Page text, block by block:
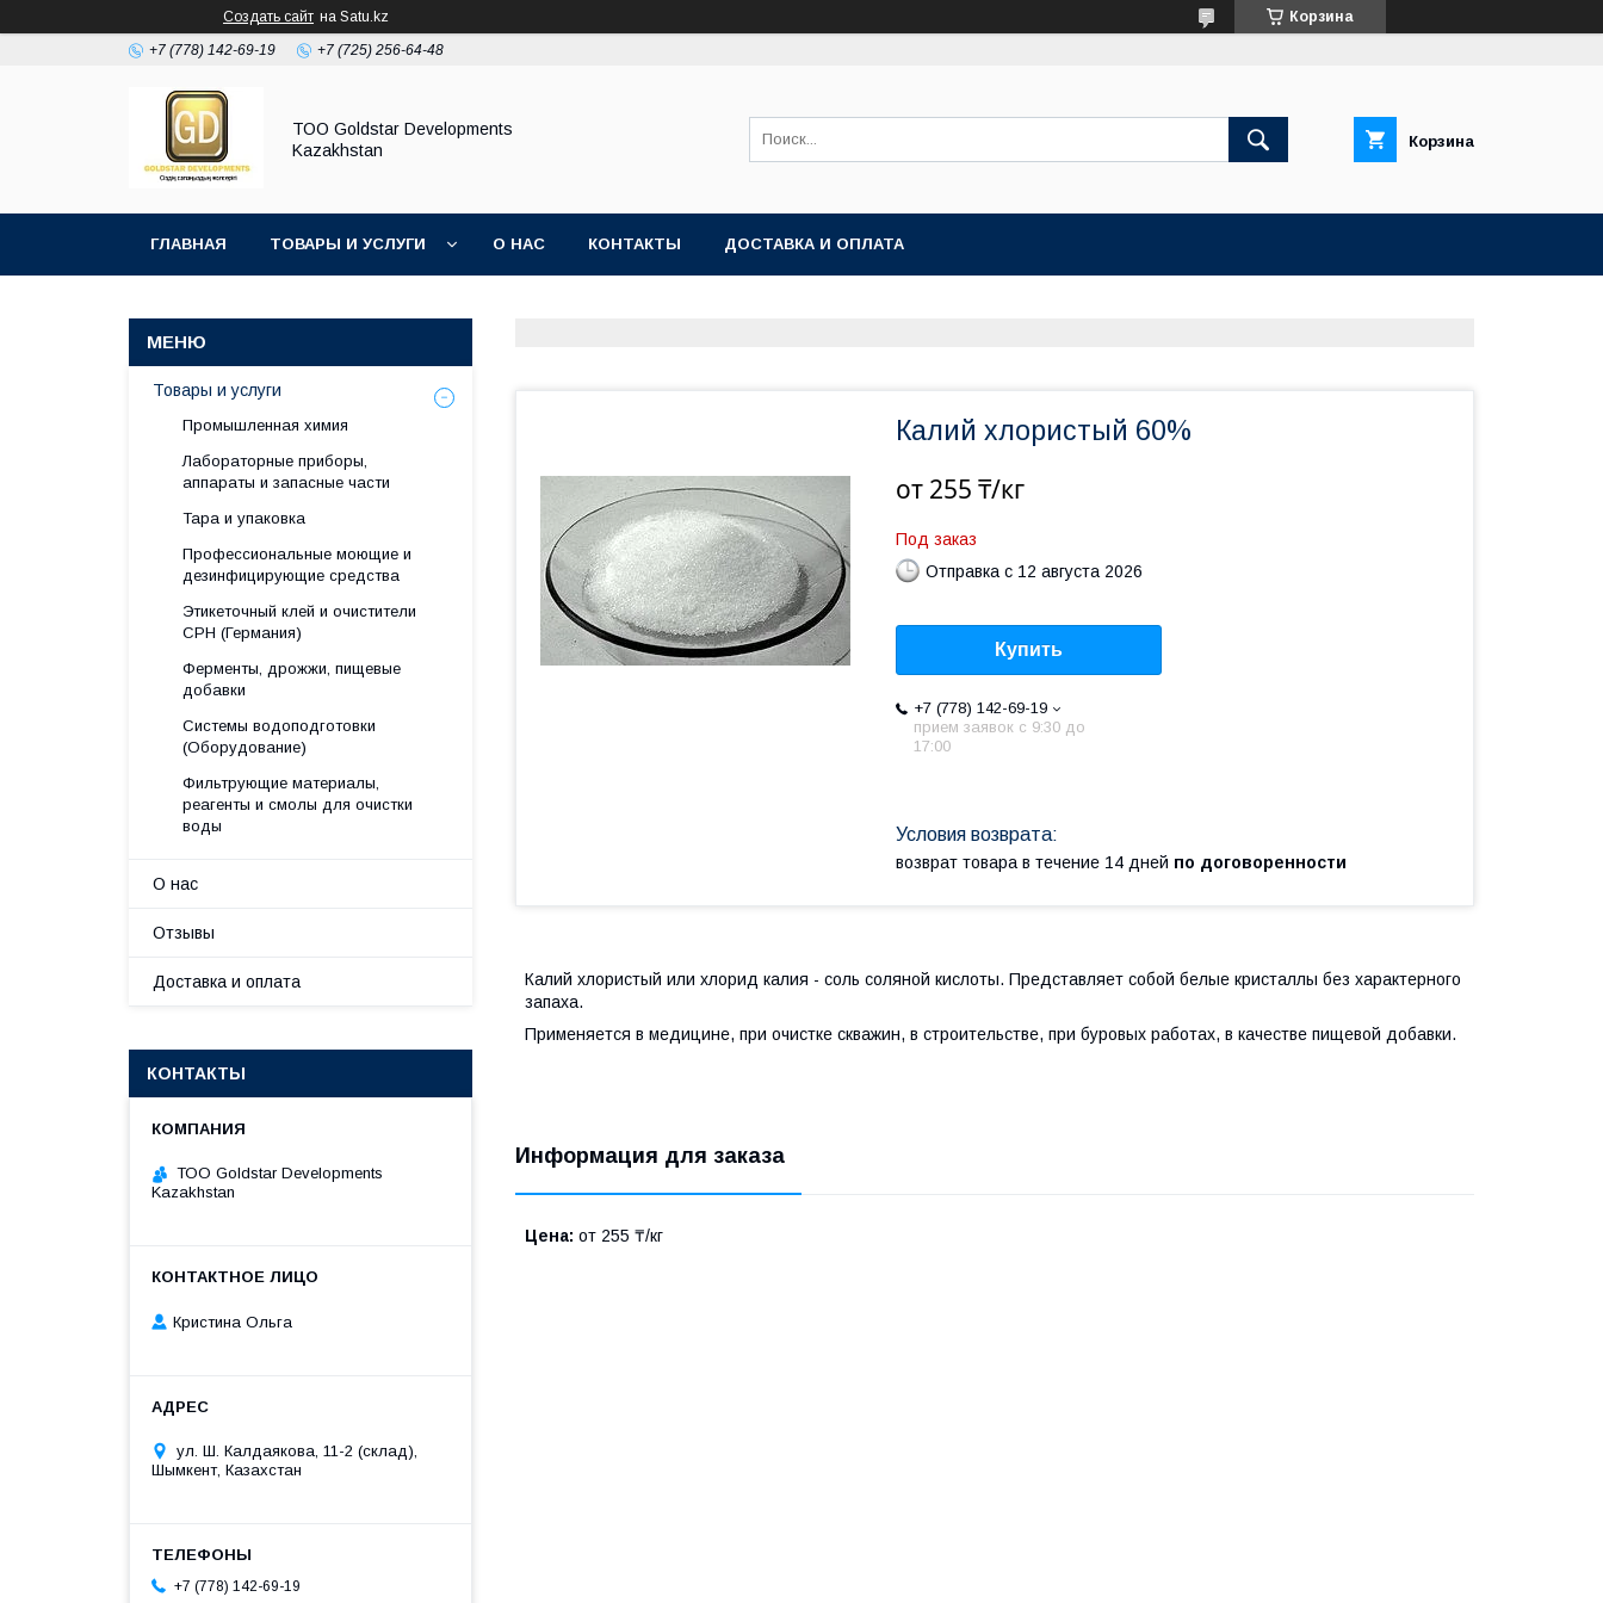
Создать сайт на Satu.kz Корзина
+7 (778) 142-69-19 +7 (725) 256-64-48
ТОО Goldstar Developments
Kazakhstan
Корзина
ГЛАВНАЯ ТОВАРЫ И УСЛУГИ О НАС КОНТАКТЫ ДОСТАВКА И ОПЛАТА
Калий хлористый 60%
от 255 ₸/кг
Под заказ
Отправка с 12 августа 2026
Купить
+7 (778) 142-69-19
прием заявок с 9:30 до
17:00
возврат товара в течение 14 дней по договоренности
Калий хлористый или хлорид калия - соль соляной кислоты. Представляет собой белые кристаллы без характерного
запаха.
Применяется в медицине, при очистке скважин, в строительстве, при буровых работах, в качестве пищевой добавки.
Информация для заказа
Цена: от 255 ₸/кг
Товары и услуги
Промышленная химия
Лабораторные приборы,
аппараты и запасные части
Тара и упаковка
Профессиональные моющие и
дезинфицирующие средства
Этикеточный клей и очистители
CPH (Германия)
Ферменты, дрожжи, пищевые
добавки
Системы водоподготовки
(Оборудование)
Фильтрующие материалы,
реагенты и смолы для очистки
воды
О нас
Отзывы
Доставка и оплата
КОНТАКТЫ
ТОО Goldstar Developments
Kazakhstan
Кристина Ольга
ул. Ш. Калдаякова, 11-2 (склад),
Шымкент, Казахстан
+7 (778) 142-69-19